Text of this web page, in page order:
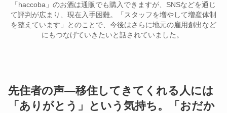
「haccoba」のお酒は通販でも購入できますが、SNSなどを通じ
て評判が広まり、現在入手困難。「スタッフを増やして増産体制
を整えています」とのことで、今後はさらに地元の雇用創出など
にもつなげていきたいと話されていました。
先住者の声―移住してきてくれる人には
「ありがとう」という気持ち。「おだか